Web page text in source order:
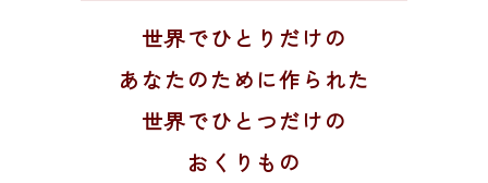
世界でひとりだけの
あなたのために作られた
世界でひとつだけの
おくりもの